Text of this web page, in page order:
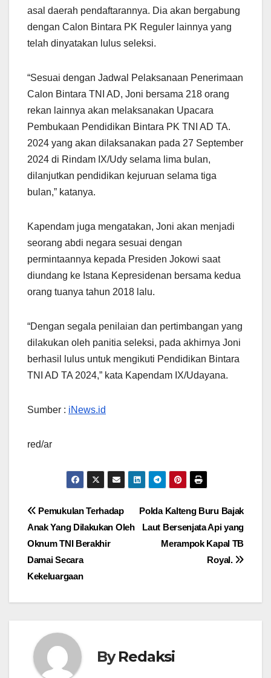
asal daerah pendaftarannya. Dia akan bergabung
dengan Calon Bintara PK Reguler lainnya yang
telah dinyatakan lulus seleksi.
“Sesuai dengan Jadwal Pelaksanaan Penerimaan
Calon Bintara TNI AD, Joni bersama 218 orang
rekan lainnya akan melaksanakan Upacara
Pembukaan Pendidikan Bintara PK TNI AD TA.
2024 yang akan dilaksanakan pada 27 September
2024 di Rindam IX/Udy selama lima bulan,
dilanjutkan pendidikan kejuruan selama tiga
bulan,” katanya.
Kapendam juga mengatakan, Joni akan menjadi
seorang abdi negara sesuai dengan
permintaannya kepada Presiden Jokowi saat
diundang ke Istana Kepresidenan bersama kedua
orang tuanya tahun 2018 lalu.
“Dengan segala penilaian dan pertimbangan yang
dilakukan oleh panitia seleksi, pada akhirnya Joni
berhasil lulus untuk mengikuti Pendidikan Bintara
TNI AD TA 2024,” kata Kapendam IX/Udayana.
Sumber : iNews.id
red/ar
Navigasi
pos
Polda Kalteng Buru Bajak
Laut Bersenjata Api yang
Merampok Kapal TB
Royal.
Pemukulan Terhadap
Anak Yang Dilakukan Oleh
Oknum TNI Berakhir
Damai Secara
Kekeluargaan
ByRedaksi